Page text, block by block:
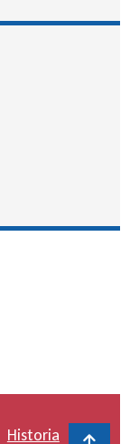
Historia Do